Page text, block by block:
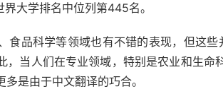
大学排名中位列第445名。
食品科学等领域也有不错的表现，但这
，当人们在专业领域，特别是农业和生命
是由于中文翻译的巧合。